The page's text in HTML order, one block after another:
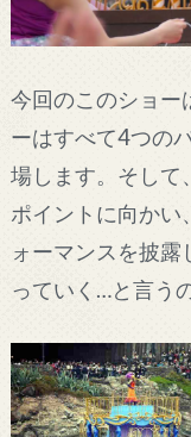
今回のこのショー
ーはすべて4つの
場します。そして
ポイントに向かい
ォーマンスを披
っていく…と言う